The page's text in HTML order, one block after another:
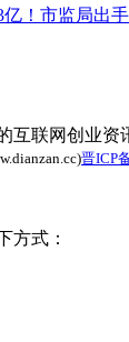
亿！市监局出
互联网创业资
晋ICP
方式：